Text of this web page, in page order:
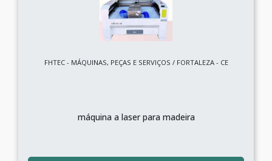
FHTEC - MÁQUINAS, PEÇAS E SERVIÇOS / FORTALEZA - CE
máquina a laser para madeira